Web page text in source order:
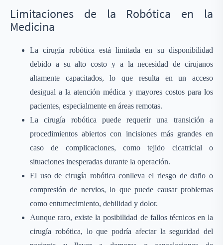
Limitaciones de la Robótica en la
Medicina
La cirugía robótica está limitada en su disponibilidad
debido a su alto costo y a la necesidad de cirujanos
altamente capacitados, lo que resulta en un acceso
desigual a la atención médica y mayores costos para los
pacientes, especialmente en áreas remotas.
La cirugía robótica puede requerir una transición a
procedimientos abiertos con incisiones más grandes en
caso de complicaciones, como tejido cicatricial o
situaciones inesperadas durante la operación.
El uso de cirugía robótica conlleva el riesgo de daño o
compresión de nervios, lo que puede causar problemas
como entumecimiento, debilidad y dolor.
Aunque raro, existe la posibilidad de fallos técnicos en la
cirugía robótica, lo que podría afectar la seguridad del